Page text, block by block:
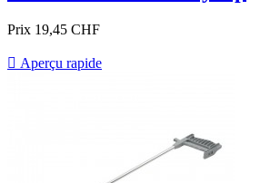
Prix 19,45 CHF
 Aperçu rapide